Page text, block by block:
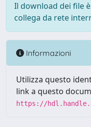
Il download dei file
collega da rete
Informazioni
Utilizza questo
link a questo
https://